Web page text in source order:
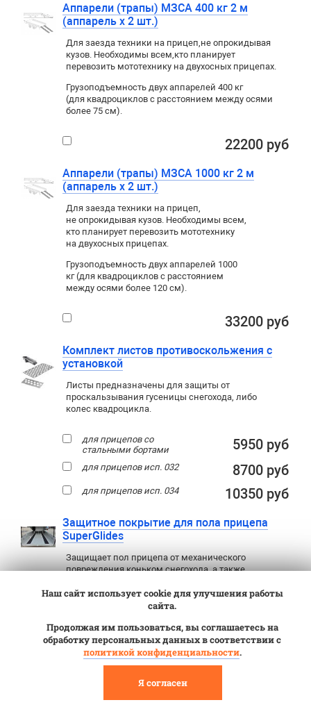
Аппарели (трапы) МЗСА 400 кг 2 м
(аппарель х 2 шт.)
Для заезда техники на прицеп,не опрокидывая
кузов. Необходимы всем,кто планирует
перевозить мототехнику на двухосных прицепах.
Грузоподъемность двух аппарелей 400 кг
(для квадроциклов с расстоянием между осями
более 75 см).
22200 руб
Аппарели (трапы) МЗСА 1000 кг 2 м
(аппарель х 2 шт.)
Для заезда техники на прицеп,
не опрокидывая кузов. Необходимы всем,
кто планирует перевозить мототехнику
на двухосных прицепах.
Грузоподъемность двух аппарелей 1000
кг (для квадроциклов с расстоянием
между осями более 120 см).
33200 руб
Комплект листов противоскольжения с
установкой
Листы предназначены для защиты от
проскальзывания гусеницы снегохода, либо
колес квадроцикла.
для прицепов со
стальными бортами
5950 руб
для прицепов исп. 032 8700 руб
для прицепов исп. 034 10350 руб
Защитное покрытие для пола прицепа
SuperGlides
Защищает пол прицепа от механического
повреждения коньком снегохода, а также
квадроцикла, либо гусеницы снегохода (при
установки по центру).
30800 руб
Наш сайт использует cookie для улучшения работы
сайта.
Продолжая им пользоваться, вы соглашаетесь на
обработку персональных данных в соответствии с
политикой конфиденциальности.
Я согласен